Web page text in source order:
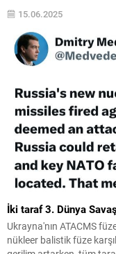
15.06.2025
İki taraf 3. Dünya
Ukrayna'nın ATACMS
nükleer balistik füze